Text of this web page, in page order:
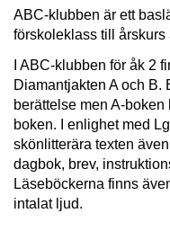
ABC-klubben är ett
förskoleklass till årskurs
I ABC-klubben för åk 2
Diamantjakten A och
berättelse men A-
boken. I enlighet med
skönlitterära texten
dagbok, brev,
Läseböckerna finns
intalat ljud.